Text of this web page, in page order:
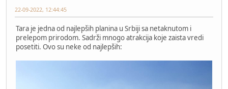
22-09-2022, 12:44:45
Tara je jedna od najlepših planina u Srbiji sa netaknutom i
prelepom prirodom. Sadrži mnogo atrakcija koje zaista vredi
posetiti. Ovo su neke od najlepših: